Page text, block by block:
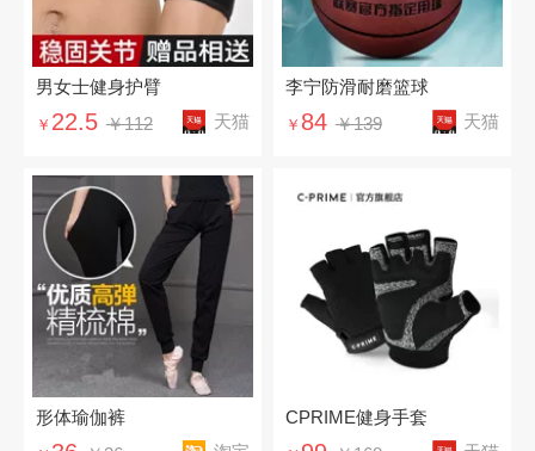
男女士健身护臂
￥ 22.5 ￥112 天猫
李宁防滑耐磨篮球
￥ 84 ￥139 天猫
形体瑜伽裤 CPRIME健身手套